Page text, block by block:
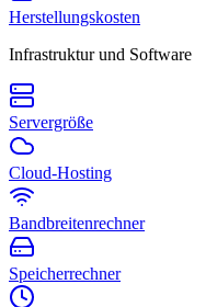
Herstellungskosten
Infrastruktur und Software
Servergröße
Cloud-Hosting
Bandbreitenrechner
Speicherrechner